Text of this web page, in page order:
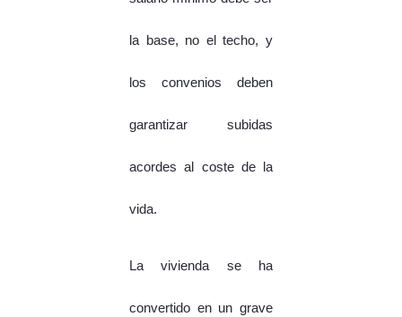
la base, no el techo, y
los convenios deben
garantizar subidas
acordes al coste de la
vida.
La vivienda se ha
convertido en un grave